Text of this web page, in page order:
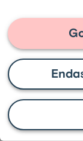
Min
handskas